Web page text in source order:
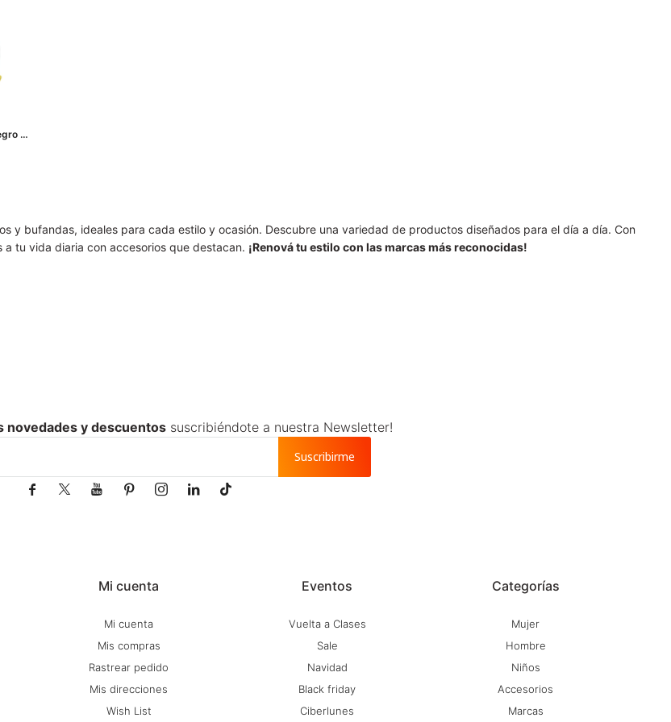
-
y bufandas, ideales para cada estilo y ocasión. Descubre una variedad de productos diseñados para el día a día. Con
tu vida diaria con accesorios que destacan. ¡Renová tu estilo con las marcas más reconocidas!
Mi cuenta
Mi cuenta
Mis compras
Rastrear pedido
Mis direcciones
Wish List
Eventos
Vuelta a Clases
Sale
Navidad
Black friday
Ciberlunes
Categorías
Mujer
Hombre
Niños
Accesorios
Marcas
novedades y descuentossuscribiéndote a nuestra Newsletter!
Suscribirme
      